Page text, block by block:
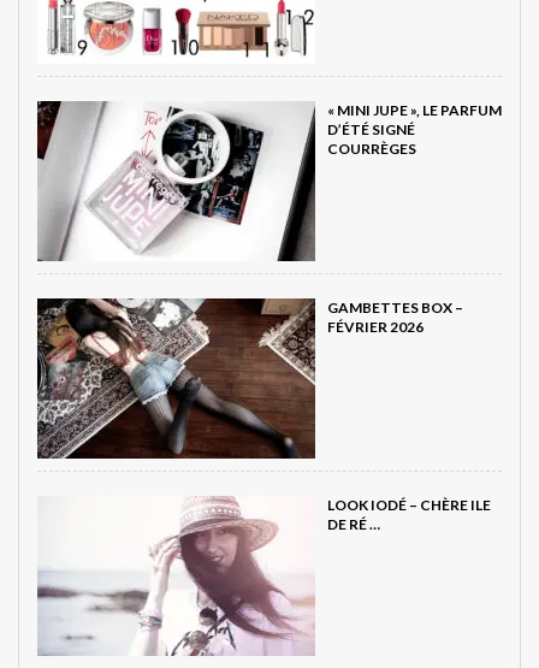
« MINI JUPE », LE PARFUM
D’ÉTÉ SIGNÉ
COURRÈGES
GAMBETTES BOX –
FÉVRIER 2026
LOOK IODÉ – CHÈRE ILE
DE RÉ …